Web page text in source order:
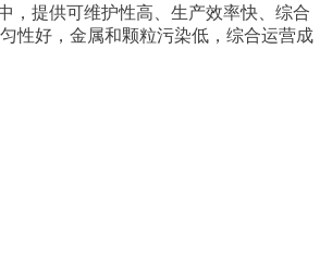
，提供可维护性高、生产效率快、综合
性好，金属和颗粒污染低，综合运营成